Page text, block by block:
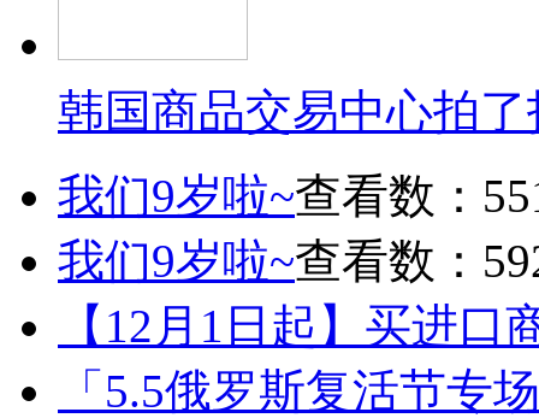
韩国商品交易中心拍
我们9岁啦~查看数：
我们9岁啦~查看数：
【12月1日起】买进口
「5.5俄罗斯复活节专